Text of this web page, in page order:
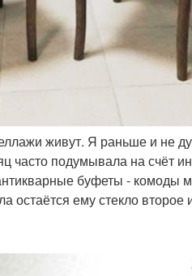
живут. Я раньше и не
часто подумывала на счёт
буфеты - комоды
остаётся ему стекло